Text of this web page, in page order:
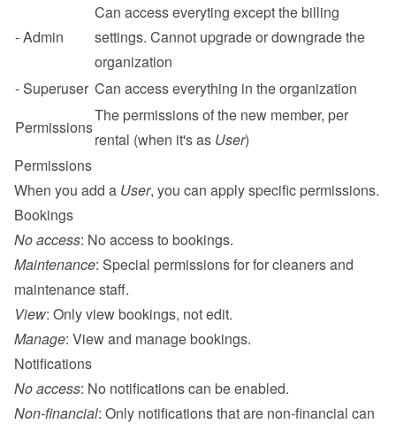
- Admin
Can access everyting except the billing
settings. Cannot upgrade or downgrade the
organization
- Superuser Can access everything in the organization
Permissions
The permissions of the new member, per
rental (when it's as User)
Permissions
When you add a User, you can apply specific permissions.
Bookings
No access: No access to bookings.
Maintenance: Special permissions for for cleaners and
maintenance staff.
View: Only view bookings, not edit.
Manage: View and manage bookings.
Notifications
No access: No notifications can be enabled.
Non-financial: Only notifications that are non-financial can